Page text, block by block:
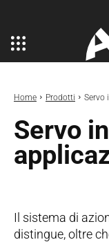
Home Prodotti Servo
Servo
Il sistema di
distingue, oltre